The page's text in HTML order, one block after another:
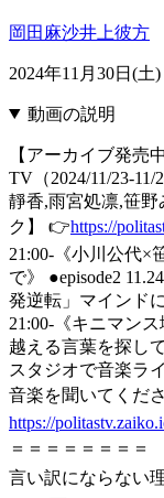
岡田麻沙井上彼方
2024年11月30日(土)
動画の説明
【アーカイブ発売
TV（2024/11/23-
靜香,雨宮処凛,笹
ク】 👉https://
21:00-《小川公代
で》 ●episode2
発逆転」マインド
21:00-《キニマン
越える言葉を探し
スタジオで音楽ラ
音楽を聞いてくだ
https://
＝＝＝＝＝＝＝＝
言い訳にならない